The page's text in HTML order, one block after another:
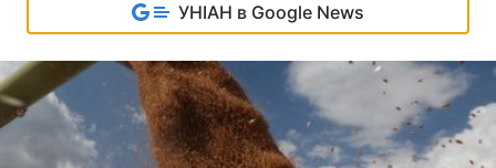
УНІАН в Google News